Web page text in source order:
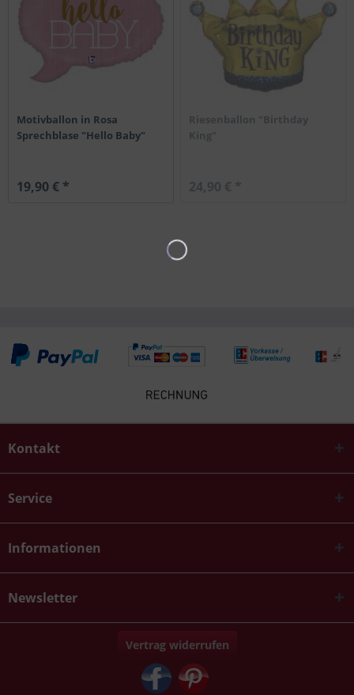
Motivballon in Rosa
Sprechblase "Hello Baby"
19,90 € *
Riesenballon "Birthday
King"
24,90 € *
Kontakt
Service
Informationen
Newsletter
Vertrag widerrufen